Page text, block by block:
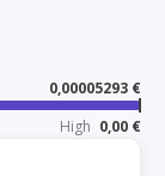
0,00005293 €
High 0,00 €